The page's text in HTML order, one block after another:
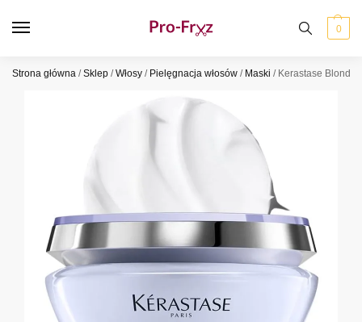
0
Strona główna /Sklep /Włosy / Pielęgnacja włosów / Maski / Kerastase Blond